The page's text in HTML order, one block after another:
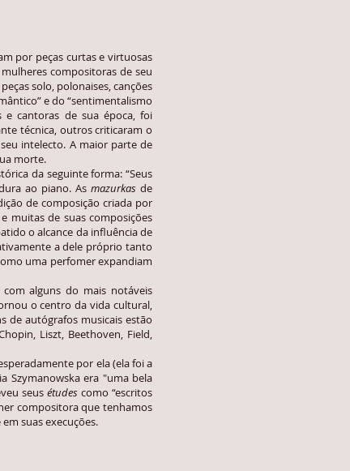
por peças curtas e virtuosas
compositoras de seu
solo, polonaises, canções
e do “sentimentalismo
cantoras de sua época, foi
técnica, outros criticaram o
intelecto. A maior parte de
morte.
da seguinte forma: “Seus
ao piano. As mazurkasde
de composição criada por
muitas de suas composições
o alcance da influência de
a dele próprio tanto
uma perfomer expandiam
alguns do mais notáveis
o centro da vida cultural,
de autógrafos musicais estão
Liszt, Beethoven, Field,
por ela (ela foi a
Szymanowska era "uma bela
seus étudescomo “escritos
compositora que tenhamos
suas execuções.